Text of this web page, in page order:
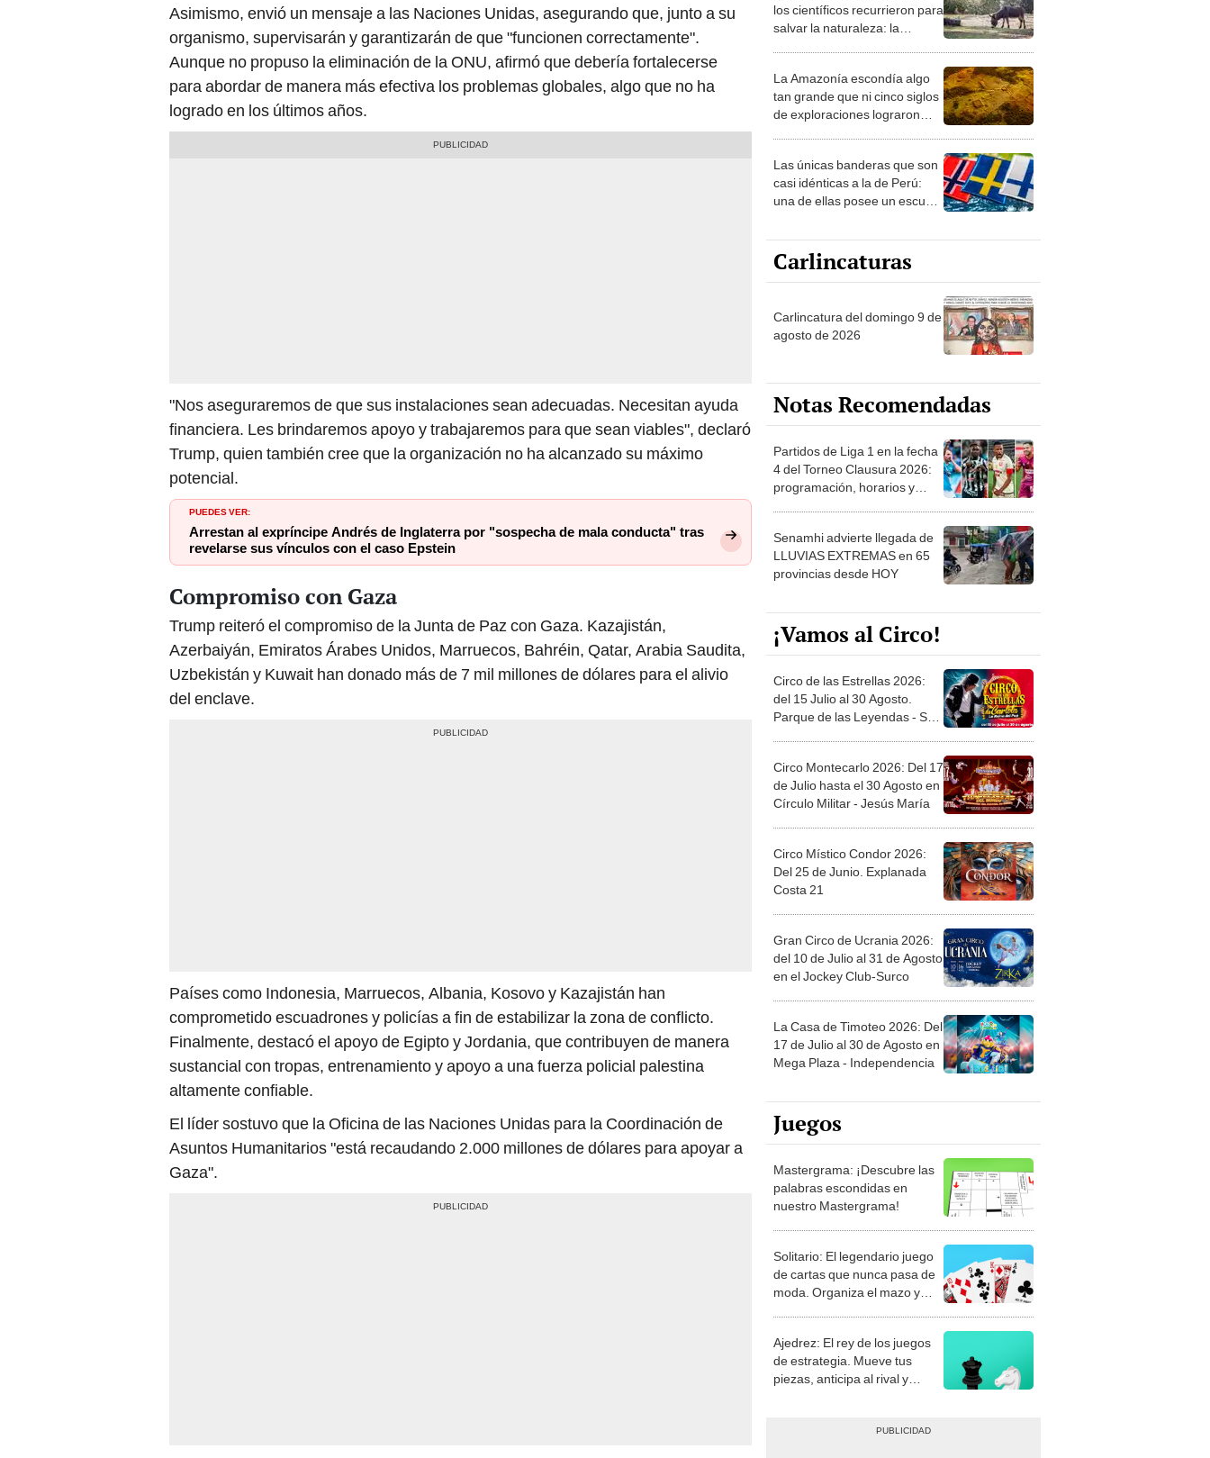
Asimismo, envió un mensaje a las Naciones Unidas, asegurando que, junto a su
organismo, supervisarán y garantizarán de que "funcionen correctamente".
Aunque no propuso la eliminación de la ONU, afirmó que debería fortalecerse
para abordar de manera más efectiva los problemas globales, algo que no ha
logrado en los últimos años.
"Nos aseguraremos de que sus instalaciones sean adecuadas. Necesitan ayuda
financiera. Les brindaremos apoyo y trabajaremos para que sean viables", declaró
Trump, quien también cree que la organización no ha alcanzado su máximo
potencial.
PUEDES VER:
Arrestan al expríncipe Andrés de Inglaterra por "sospecha de mala conducta" tras
revelarse sus vínculos con el caso Epstein
Compromiso con Gaza
Trump reiteró el compromiso de la Junta de Paz con Gaza. Kazajistán,
Azerbaiyán, Emiratos Árabes Unidos, Marruecos, Bahréin, Qatar, Arabia Saudita,
Uzbekistán y Kuwait han donado más de 7 mil millones de dólares para el alivio
del enclave.
Países como Indonesia, Marruecos, Albania, Kosovo y Kazajistán han
comprometido escuadrones y policías a fin de estabilizar la zona de conflicto.
Finalmente, destacó el apoyo de Egipto y Jordania, que contribuyen de manera
sustancial con tropas, entrenamiento y apoyo a una fuerza policial palestina
altamente confiable.
El líder sostuvo que la Oficina de las Naciones Unidas para la Coordinación de
Asuntos Humanitarios "está recaudando 2.000 millones de dólares para apoyar a
Gaza".
los científicos recurrieron para
salvar la naturaleza: la
desierto en un paisaje con
más vida
La Amazonía escondía algo
tan grande que ni cinco siglos
de exploraciones lograron
sabía sobre su pasado
Las únicas banderas que son
casi idénticas a la de Perú:
una de ellas posee un escudo
Carlincaturas
Carlincatura del domingo 9 de
agosto de 2026
Notas Recomendadas
Partidos de Liga 1 en la fecha
4 del Torneo Clausura 2026:
programación, horarios y
Senamhi advierte llegada de
LLUVIAS EXTREMAS en 65
provincias desde HOY
¡Vamos al Circo!
Circo de las Estrellas 2026:
del 15 Julio al 30 Agosto.
Parque de las Leyendas - San
Circo Montecarlo 2026: Del 17
de Julio hasta el 30 Agosto en
Círculo Militar - Jesús María
Circo Místico Condor 2026:
Del 25 de Junio. Explanada
Costa 21
Gran Circo de Ucrania 2026:
del 10 de Julio al 31 de Agosto
en el Jockey Club-Surco
La Casa de Timoteo 2026: Del
17 de Julio al 30 de Agosto en
Mega Plaza - Independencia
Juegos
Mastergrama: ¡Descubre las
palabras escondidas en
nuestro Mastergrama!
Solitario: El legendario juego
de cartas que nunca pasa de
moda. Organiza el mazo y
Ajedrez: El rey de los juegos
de estrategia. Mueve tus
piezas, anticipa al rival y